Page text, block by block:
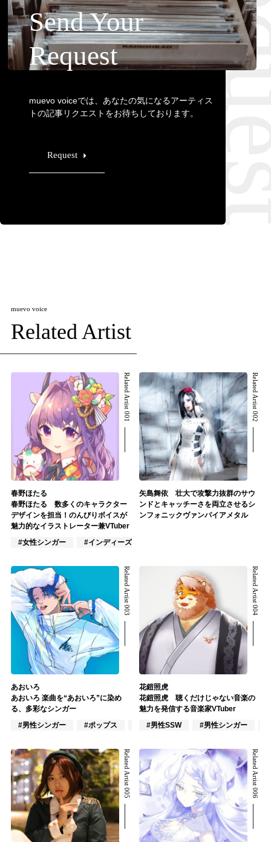
Send Your
Request
muevo voiceでは、あなたの気になるアーティス
トの記事リクエストをお待ちしております。
Request
muevo voice
Related Artist
Related Artist 001
春野ほたる
春野ほたる 数多くのキャラクター
デザインを担当！のんびりボイスが
魅力的なイラストレーター兼VTuber
#女性シンガー
#インディーズ
Related Artist 002
矢島舞依 壮大で攻撃力抜群のサウ
ンドとキャッチーさを両立させるシ
ンフォニックヴァンパイアメタル
Related Artist 003
あおいろ
あおいろ 楽曲を“あおいろ”に染め
る、多彩なシンガー
#男性シンガー
#ポップス #R&B/ソウル
Related Artist 004
花鎧照虎
花鎧照虎 聴くだけじゃない音楽の
魅力を発信する音楽家VTuber
#男性SSW
#男性シンガー
Related Artist 005 Related Artist 006